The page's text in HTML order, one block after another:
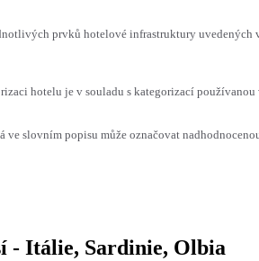
prvků hotelové infrastruktury uvedených
hotelu je v souladu s kategorizací
ve slovním popisu může označovat
- Itálie, Sardinie, Olbia